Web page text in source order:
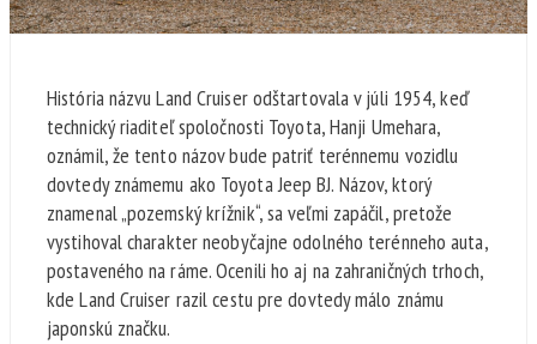
História názvu Land Cruiser odštartovala v júli 1954, keď
technický riaditeľ spoločnosti Toyota, Hanji Umehara,
oznámil, že tento názov bude patriť terénnemu vozidlu
dovtedy známemu ako Toyota Jeep BJ. Názov, ktorý
znamenal „pozemský krížnik“, sa veľmi zapáčil, pretože
vystihoval charakter neobyčajne odolného terénneho auta,
postaveného na ráme. Ocenili ho aj na zahraničných trhoch,
kde Land Cruiser razil cestu pre dovtedy málo známu
japonskú značku.